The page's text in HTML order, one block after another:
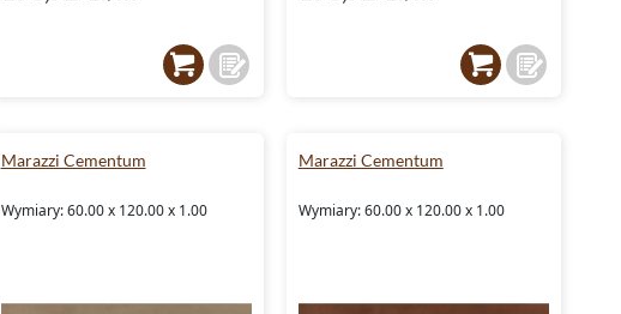
Marazzi Cementum
Wymiary: 60.00 x 120.00 x 1.00
Marazzi Cementum
Wymiary: 60.00 x 120.00 x 1.00